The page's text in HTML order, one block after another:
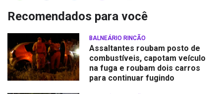
Recomendados para você
BALNEÁRIO RINCÃO
Assaltantes roubam posto de
combustíveis, capotam veículo
na fuga e roubam dois carros
para continuar fugindo